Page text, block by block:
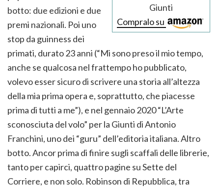
Giunti
Compralo su
botto: due edizioni e due
premi nazionali. Poi uno
stop da guinness dei
primati, durato 23 anni (“Mi sono preso il mio tempo,
anche se qualcosa nel frattempo ho pubblicato,
volevo esser sicuro di scrivere una storia all’altezza
della mia prima opera e, soprattutto, che piacesse
prima di tutti a me”), e nel gennaio 2020 “L’Arte
sconosciuta del volo” per la Giunti di Antonio
Franchini, uno dei “guru” dell’editoria italiana. Altro
botto. Ancor prima di finire sugli scaffali delle librerie,
tanto per capirci, quattro pagine su Sette del
Corriere, e non solo. Robinson di Repubblica, tra